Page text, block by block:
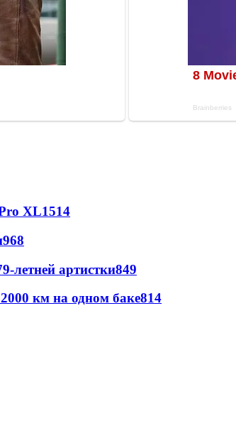
XL1514
968
летней артистки849
км на одном баке814